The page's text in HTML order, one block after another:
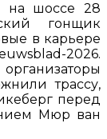
на шоссе 28
гонщик
в карьере
2026.
трассу,
перед
Мюр ван